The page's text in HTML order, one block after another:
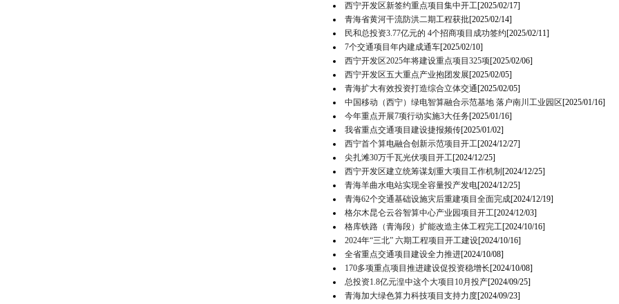
西宁开发区新签约重点项目集中开工[2025/02/17]
青海省黄河干流防洪二期工程获批[2025/02/14]
民和总投资3.77亿元的 4个招商项目成功签约[2025/02/11]
7个交通项目年内建成通车[2025/02/10]
西宁开发区2025年将建设重点项目325项[2025/02/06]
西宁开发区五大重点产业抱团发展[2025/02/05]
青海扩大有效投资打造综合立体交通[2025/02/05]
中国移动（西宁）绿电智算融合示范基地 落户南川工业园区[2025/01/16]
今年重点开展7项行动实施3大任务[2025/01/16]
我省重点交通项目建设捷报频传[2025/01/02]
西宁首个算电融合创新示范项目开工[2024/12/27]
尖扎滩30万千瓦光伏项目开工[2024/12/25]
西宁开发区建立统筹谋划重大项目工作机制 [2024/12/25]
青海羊曲水电站实现全容量投产发电[2024/12/25]
青海62个交通基础设施灾后重建项目全面完成[2024/12/19]
格尔木昆仑云谷智算中心产业园项目开工[2024/12/03]
格库铁路（青海段）扩能改造主体工程完工[2024/10/16]
2024年“三北” 六期工程项目开工建设[2024/10/16]
全省重点交通项目建设全力推进[2024/10/08]
170多项重点项目推进建设促投资稳增长[2024/10/08]
总投资1.8亿元湟中这个大项目10月投产[2024/09/25]
青海加大绿色算力科技项目支持力度[2024/09/23]